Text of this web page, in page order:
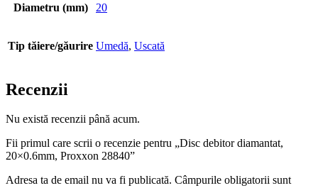
Diametru (mm) 20
Tip tăiere/găurire Umedă, Uscată
Recenzii
Nu există recenzii până acum.
Fii primul care scrii o recenzie pentru „Disc debitor diamantat,
20×0.6mm, Proxxon 28840”
Adresa ta de email nu va fi publicată. Câmpurile obligatorii sunt